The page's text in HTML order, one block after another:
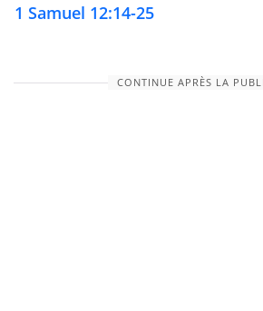
1 Samuel 12:14-25
CONTINUE APRÈS LA